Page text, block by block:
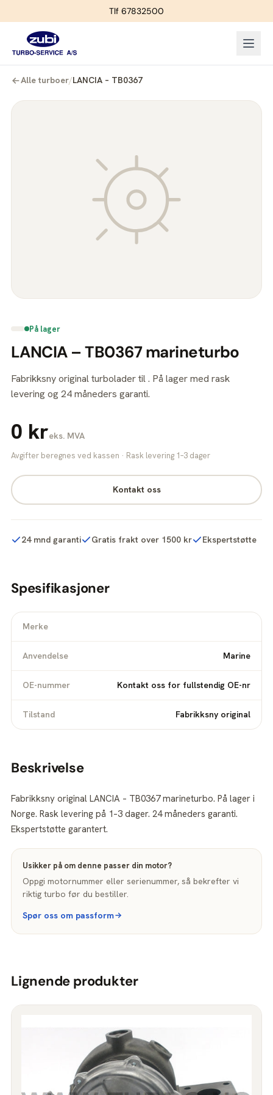
Tlf 67832500
Alle turboer/LANCIA – TB0367
På lager
LANCIA – TB0367 marineturbo
Fabrikksny original turbolader til . På lager med rask
levering og 24 måneders garanti.
0 kreks. MVA
Avgifter beregnes ved kassen · Rask levering 1–3 dager
Kontakt oss
24 mnd garanti Gratis frakt over 1500 kr Ekspertstøtte
Spesifikasjoner
Merke
Anvendelse Marine
OE-nummer Kontakt oss for fullstendig OE-nr
Tilstand Fabrikksny original
Beskrivelse
Fabrikksny original LANCIA – TB0367 marineturbo. På lager i
Norge. Rask levering på 1–3 dager. 24 måneders garanti.
Ekspertstøtte garantert.
Usikker på om denne passer din motor?
Oppgi motornummer eller serienummer, så bekrefter vi
riktig turbo før du bestiller.
Spør oss om passform
Lignende produkter